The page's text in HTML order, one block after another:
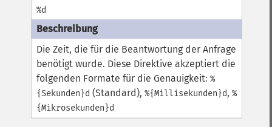
%d
Die Zeit, die für die Beantwortung der Anfrage
benötigt wurde. Diese Direktive akzeptiert die
folgenden Formate für die Genauigkeit:%
{Sekunden}d (Standard),%{Millisekunden}d,%
{Mikrosekunden}d